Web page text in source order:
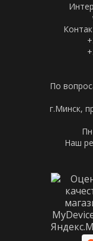
По
г.Минск,
Наш